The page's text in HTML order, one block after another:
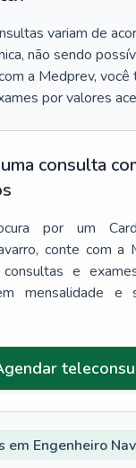
variam de
não sendo
a Medprev, você
por valores
consulta
por um
, conte com a
e
mensalidade
em Engenheiro